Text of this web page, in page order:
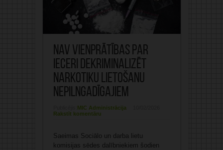
Nav vienprātības par
ieceri dekriminalizēt
narkotiku lietošanu
nepilngadīgajiem
MIC Administrācija
Rakstīt komentāru
Saeimas Sociālo un darba lietu
komisijas sēdes dalībniekiem šodien